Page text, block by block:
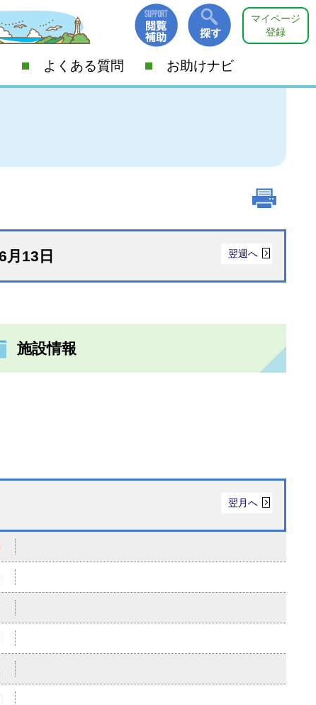
マイページ
登録
よくある質問 お助けナビ
月13日 翌週へ
施設情報
翌月へ